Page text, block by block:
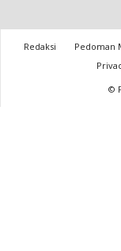
Redaksi Pedoman
©